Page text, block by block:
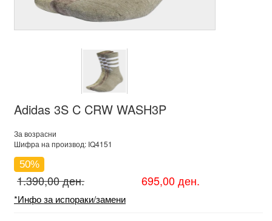
Adidas 3S C CRW WASH3P
За возрасни
Шифра на производ: IQ4151
50%
1.390,00 ден. 695,00 ден.
*Инфо за испораки/замени